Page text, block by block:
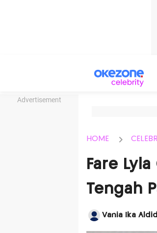
Advertisement
HOME
Fare
Tengah
Vania Ika